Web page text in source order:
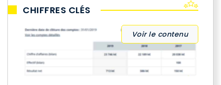
CHIFFRES CLÉS
Voir le contenu